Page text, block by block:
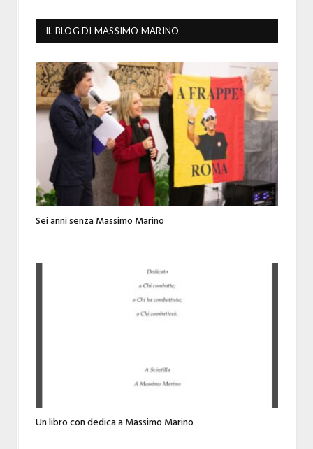
IL BLOG DI MASSIMO MARINO
Sei anni senza Massimo Marino
Un libro con dedica a Massimo Marino